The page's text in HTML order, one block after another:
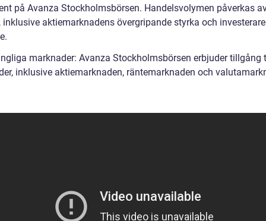
på Avanza Stockholmsbörsen. Handelsvolymen påverkas
inklusive aktiemarknadens övergripande styrka och
marknader: Avanza Stockholmsbörsen erbjuder tillgång
inklusive aktiemarknaden, räntemarknaden och